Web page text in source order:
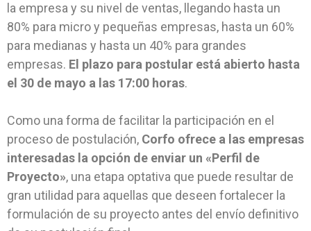
la empresa y su nivel de ventas, llegando hasta un
80% para micro y pequeñas empresas, hasta un 60%
para medianas y hasta un 40% para grandes
empresas. El plazo para postular está abierto hasta
el 30 de mayo a las 17:00 horas.
Como una forma de facilitar la participación en el
proceso de postulación, Corfo ofrece a las empresas
interesadas la opción de enviar un «Perfil de
Proyecto», una etapa optativa que puede resultar de
gran utilidad para aquellas que deseen fortalecer la
formulación de su proyecto antes del envío definitivo